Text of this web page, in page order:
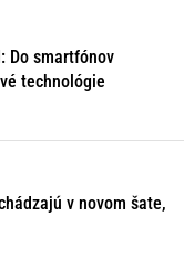
Do smartfónov
technológie
v novom šate,